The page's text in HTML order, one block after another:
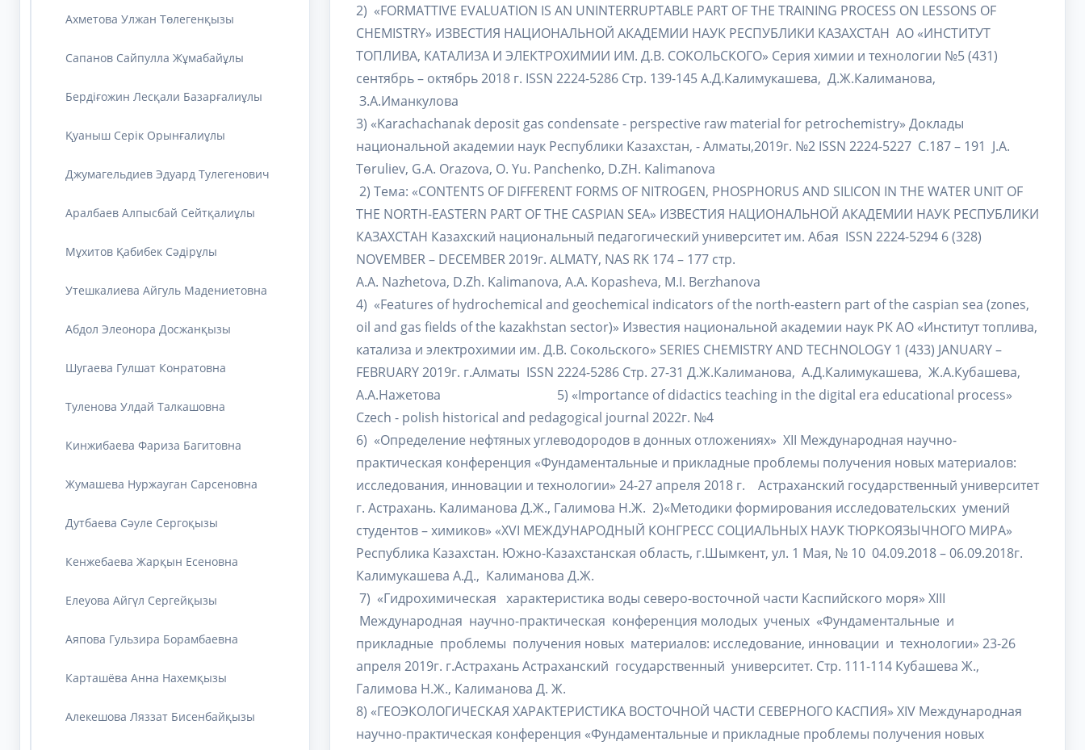
Ахметова Улжан Төлегенқызы
Сапанов Сайпулла Жұмабайұлы
Бердіғожин Лесқали Базарғалиұлы
Қуаныш Серік Орынғалиұлы
Джумагельдиев Эдуард Тулегенович
Аралбаев Алпысбай Сейтқалиұлы
Мұхитов Қабибек Сәдірұлы
Утешкалиева Айгуль Мадениетовна
Абдол Элеонора Досжанқызы
Шугаева Гулшат Конратовна
Туленова Улдай Талкашовна
Кинжибаева Фариза Багитовна
Жумашева Нуржауган Сарсеновна
Дутбаева Сәуле Сергоқызы
Кенжебаева Жарқын Есеновна
Елеуова Айгүл Сергейқызы
Аяпова Гульзира Борамбаевна
Карташёва Анна Нахемқызы
Алекешова Ляззат Бисенбайқызы
2) «FORMATTIVE EVALUATION IS AN UNINTERRUPTABLE PART OF THE TRAINING PROCESS ON LESSONS OF
CHEMISTRY» ИЗВЕСТИЯ НАЦИОНАЛЬНОЙ АКАДЕМИИ НАУК РЕСПУБЛИКИ КАЗАХСТАН АО «ИНСТИТУТ
ТОПЛИВА, КАТАЛИЗА И ЭЛЕКТРОХИМИИ ИМ. Д.В. СОКОЛЬСКОГО» Серия химии и технологии №5 (431)
сентябрь – октябрь 2018 г. ISSN 2224-5286 Стр. 139-145 А.Д.Калимукашева, Д.Ж.Калиманова,
З.А.Иманкулова
3) «Karachachanak deposit gas condensate - perspective raw material for petrochemistry» Доклады
национальной академии наук Республики Казахстан, - Алматы,2019г. №2 ISSN 2224-5227 С.187 – 191 J.A.
Tөruliev, G.A. Orazova, O. Yu. Panchenko, D.ZH. Kalimanovа
2) Тема: «CONTENTS OF DIFFERENT FORMS OF NITROGEN, PHOSPHORUS AND SILICON IN THE WATER UNIT OF
THE NORTH-EASTERN PART OF THE CASPIAN SEA» ИЗВЕСТИЯ НАЦИОНАЛЬНОЙ АКАДЕМИИ НАУК РЕСПУБЛИКИ
КАЗАХСТАН Казахский национальный педагогический университет им. Абая ISSN 2224-5294 6 (328)
NOVEMBER – DECEMBER 2019г. ALMATY, NAS RK 174 – 177 стр.
A.A. Nazhetova, D.Zh. Kalimanova, A.A. Kopasheva, M.I. Berzhanova
4) «Features of hydrochemical and geochemical indicators of the north-eastern part of the caspian sea (zones,
oil and gas fields of the kazakhstan sector)» Известия национальной академии наук РК АО «Институт топлива,
катализа и электрохимии им. Д.В. Сокольского» SERIES CHEMISTRY AND TECHNOLOGY 1 (433) JANUARY –
FEBRUARY 2019г. г.Алматы ISSN 2224-5286 Стр. 27-31 Д.Ж.Калиманова, А.Д.Калимукашева, Ж.А.Кубашева,
А.А.Нажетова 5) «Importance of didactics teaching in the digital era educational process»
Czech - polish historical and pedagogical journal 2022г. №4
6) «Определение нефтяных углеводородов в донных отложениях» XII Международная научно-
практическая конференция «Фундаментальные и прикладные проблемы получения новых материалов:
исследования, инновации и технологии» 24-27 апреля 2018 г. Астраханский государственный университет
г. Астрахань. Калиманова Д.Ж., Галимова Н.Ж. 2)«Методики формирования исследовательских умений
студентов – химиков» «XVI МЕЖДУНАРОДНЫЙ КОНГРЕСС СОЦИАЛЬНЫХ НАУК ТЮРКОЯЗЫЧНОГО МИРА»
Республика Казахстан. Южно-Казахстанская область, г.Шымкент, ул. 1 Мая, № 10 04.09.2018 – 06.09.2018г.
Калимукашева А.Д., Калиманова Д.Ж.
7) «Гидрохимическая характеристика воды северо-восточной части Каспийского моря» XIII
Международная научно-практическая конференция молодых ученых «Фундаментальные и
прикладные проблемы получения новых материалов: исследование, инновации и технологии» 23-26
апреля 2019г. г.Астрахань Астраханский государственный университет. Стр. 111-114 Кубашева Ж.,
Галимова Н.Ж., Калиманова Д. Ж.
8) «ГЕОЭКОЛОГИЧЕСКАЯ ХАРАКТЕРИСТИКА ВОСТОЧНОЙ ЧАСТИ СЕВЕРНОГО КАСПИЯ» XIV Международная
научно-практическая конференция «Фундаментальные и прикладные проблемы получения новых